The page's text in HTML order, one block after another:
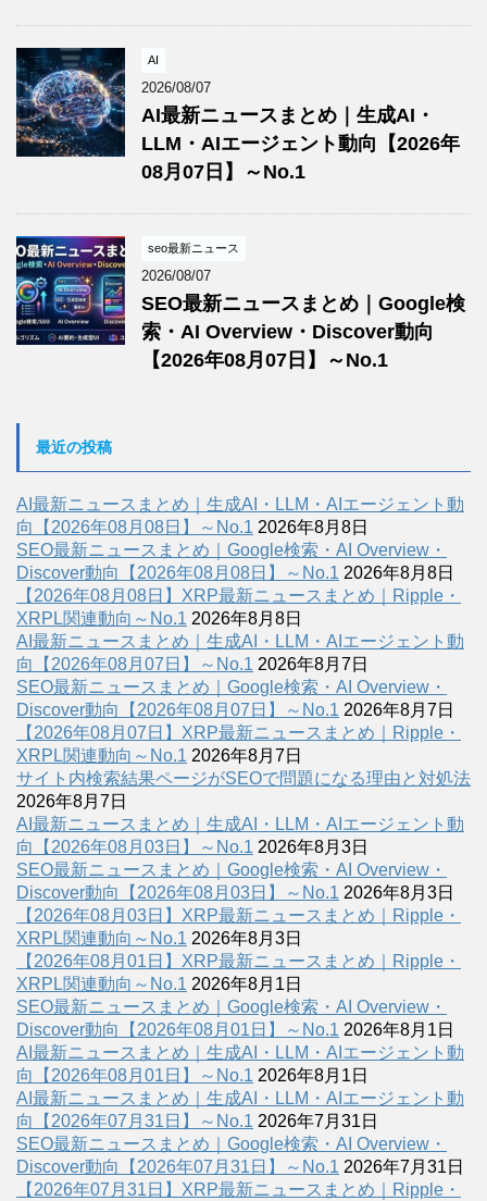
AI
2026/08/07
AI最新ニュースまとめ｜生成AI・
LLM・AIエージェント動向【2026年
08月07日】～No.1
seo最新ニュース
2026/08/07
SEO最新ニュースまとめ｜Google検
索・AI Overview・Discover動向
【2026年08月07日】～No.1
最近の投稿
AI最新ニュースまとめ｜生成AI・LLM・AIエージェント動
向【2026年08月08日】～No.1 2026年8月8日
SEO最新ニュースまとめ｜Google検索・AI Overview・
Discover動向【2026年08月08日】～No.1 2026年8月8日
【2026年08月08日】XRP最新ニュースまとめ｜Ripple・
XRPL関連動向～No.1 2026年8月8日
AI最新ニュースまとめ｜生成AI・LLM・AIエージェント動
向【2026年08月07日】～No.1 2026年8月7日
SEO最新ニュースまとめ｜Google検索・AI Overview・
Discover動向【2026年08月07日】～No.1 2026年8月7日
【2026年08月07日】XRP最新ニュースまとめ｜Ripple・
XRPL関連動向～No.1 2026年8月7日
サイト内検索結果ページがSEOで問題になる理由と対処法
2026年8月7日
AI最新ニュースまとめ｜生成AI・LLM・AIエージェント動
向【2026年08月03日】～No.1 2026年8月3日
SEO最新ニュースまとめ｜Google検索・AI Overview・
Discover動向【2026年08月03日】～No.1 2026年8月3日
【2026年08月03日】XRP最新ニュースまとめ｜Ripple・
XRPL関連動向～No.1 2026年8月3日
【2026年08月01日】XRP最新ニュースまとめ｜Ripple・
XRPL関連動向～No.1 2026年8月1日
SEO最新ニュースまとめ｜Google検索・AI Overview・
Discover動向【2026年08月01日】～No.1 2026年8月1日
AI最新ニュースまとめ｜生成AI・LLM・AIエージェント動
向【2026年08月01日】～No.1 2026年8月1日
AI最新ニュースまとめ｜生成AI・LLM・AIエージェント動
向【2026年07月31日】～No.1 2026年7月31日
SEO最新ニュースまとめ｜Google検索・AI Overview・
Discover動向【2026年07月31日】～No.1 2026年7月31日
【2026年07月31日】XRP最新ニュースまとめ｜Ripple・